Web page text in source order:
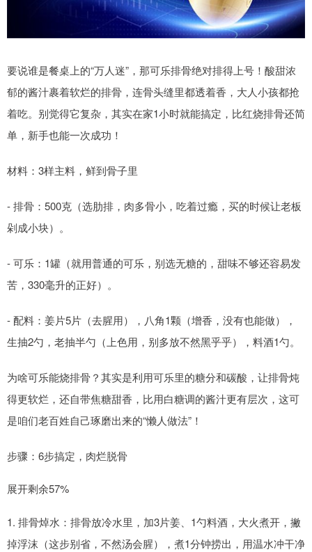
要说谁是餐桌上的“万人迷”，那可乐排骨绝对排得上号！酸甜浓
郁的酱汁裹着软烂的排骨，连骨头缝里都透着香，大人小孩都抢
着吃。别觉得它复杂，其实在家1小时就能搞定，比红烧排骨还简
单，新手也能一次成功！
材料：3样主料，鲜到骨子里
- 排骨：500克（选肋排，肉多骨小，吃着过瘾，买的时候让老板
剁成小块）。
- 可乐：1罐（就用普通的可乐，别选无糖的，甜味不够还容易发
苦，330毫升的正好）。
- 配料：姜片5片（去腥用），八角1颗（增香，没有也能做），
生抽2勺，老抽半勺（上色用，别多放不然黑乎乎），料酒1勺。
为啥可乐能烧排骨？其实是利用可乐里的糖分和碳酸，让排骨炖
得更软烂，还自带焦糖甜香，比用白糖调的酱汁更有层次，这可
是咱们老百姓自己琢磨出来的“懒人做法”！
步骤：6步搞定，肉烂脱骨
展开剩余57%
1. 排骨焯水：排骨放冷水里，加3片姜、1勺料酒，大火煮开，撇
掉浮沫（这步别省，不然汤会腥），煮1分钟捞出，用温水冲干净